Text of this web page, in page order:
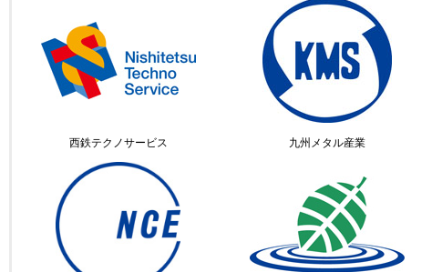
西鉄テクノサービス 九州メタル産業